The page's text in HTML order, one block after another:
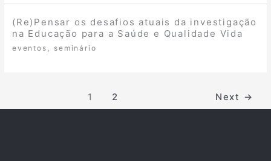
(Re)Pensar os desafios atuais da investigação
na Educação para a Saúde e Qualidade Vida
eventos seminário
1 2 Next →